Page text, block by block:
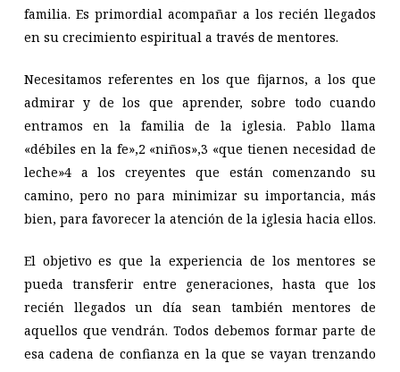
familia. Es primordial acompañar a los recién llegados
en su crecimiento espiritual a través de mentores.
Necesitamos referentes en los que fijarnos, a los que
admirar y de los que aprender, sobre todo cuando
entramos en la familia de la iglesia. Pablo llama
«débiles en la fe»,2 «niños»,3 «que tienen necesidad de
leche»4 a los creyentes que están comenzando su
camino, pero no para minimizar su importancia, más
bien, para favorecer la atención de la iglesia hacia ellos.
El objetivo es que la experiencia de los mentores se
pueda transferir entre generaciones, hasta que los
recién llegados un día sean también mentores de
aquellos que vendrán. Todos debemos formar parte de
esa cadena de confianza en la que se vayan trenzando